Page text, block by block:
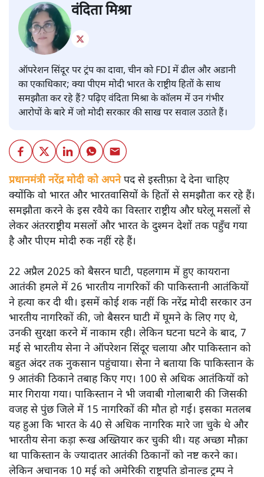
वंदिता मिश्रा
ऑपरेशन सिंदूर पर ट्रंप का दावा, चीन को FDI में ढील और अडानी
का एकाधिकार; क्या पीएम मोदी भारत के राष्ट्रीय हितों के साथ
समझौता कर रहे हैं? पढ़िए वंदिता मिश्रा के कॉलम में उन गंभीर
आरोपों के बारे में जो मोदी सरकार की साख पर सवाल उठाते हैं।
प्रधानमंत्री नरेंद्र मोदी को अपनेपद से इस्तीफ़ा दे देना चाहिए
क्योंकि वो भारत और भारतवासियों के हितों से समझौता कर रहे हैं।
समझौता करने के इस रवैये का विस्तार राष्ट्रीय और घरेलू मसलों से
लेकर अंतरराष्ट्रीय मसलों और भारत के दुश्मन देशों तक पहुँच गया
है और पीएम मोदी रुक नहीं रहे हैं।
22 अप्रैल 2025 को बैसरन घाटी, पहलगाम में हुए कायराना
आतंकी हमले में 26 भारतीय नागरिकों की पाकिस्तानी आतंकियों
ने हत्या कर दी थी। इसमें कोई शक नहीं कि नरेंद्र मोदी सरकार उन
भारतीय नागरिकों की, जो बैसरन घाटी में घूमने के लिए गए थे,
उनकी सुरक्षा करने में नाकाम रही। लेकिन घटना घटने के बाद, 7
मई से भारतीय सेना ने ऑपरेशन सिंदूर चलाया और पाकिस्तान को
बहुत अंदर तक नुकसान पहुंचाया। सेना ने बताया कि पाकिस्तान के
9 आतंकी ठिकाने तबाह किए गए। 100 से अधिक आतंकियों को
मार गिराया गया। पाकिस्तान ने भी जवाबी गोलाबारी की जिसकी
वजह से पुंछ जिले में 15 नागरिकों की मौत हो गई। इसका मतलब
यह हुआ कि भारत के 40 से अधिक नागरिक मारे जा चुके थे और
भारतीय सेना कड़ा रूख अख्तियार कर चुकी थी। यह अच्छा मौक़ा
था पाकिस्तान के ज्यादातर आतंकी ठिकानों को नष्ट करने का।
लेकिन अचानक 10 मई को अमेरिकी राष्ट्रपति डोनाल्ड ट्रम्प ने